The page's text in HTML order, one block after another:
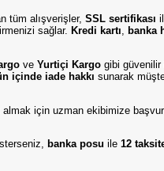
tüm alışverişler, SSL sertifikası
sağlar. Kredi kartı banka
ve Yurtiçi Kargo gibi güvenilir
içinde iade hakkı sunarak
için uzman ekibimize
banka posu ile 12